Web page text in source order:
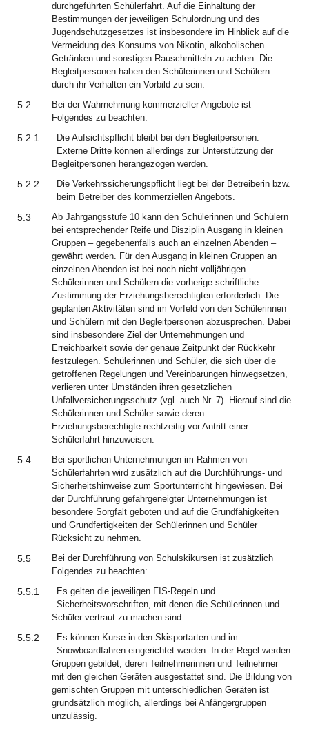
durchgeführten Schülerfahrt. Auf die Einhaltung der
Bestimmungen der jeweiligen Schulordnung und des
Jugendschutzgesetzes ist insbesondere im Hinblick auf die
Vermeidung des Konsums von Nikotin, alkoholischen
Getränken und sonstigen Rauschmitteln zu achten. Die
Begleitpersonen haben den Schülerinnen und Schülern
durch ihr Verhalten ein Vorbild zu sein.
5.2
Bei der Wahrnehmung kommerzieller Angebote ist
Folgendes zu beachten:
5.2.1
Die Aufsichtspflicht bleibt bei den Begleitpersonen.
Externe Dritte können allerdings zur Unterstützung der
Begleitpersonen herangezogen werden.
5.2.2
Die Verkehrssicherungspflicht liegt bei der Betreiberin bzw.
beim Betreiber des kommerziellen Angebots.
5.3
Ab Jahrgangsstufe 10 kann den Schülerinnen und Schülern
bei entsprechender Reife und Disziplin Ausgang in kleinen
Gruppen – gegebenenfalls auch an einzelnen Abenden –
gewährt werden. Für den Ausgang in kleinen Gruppen an
einzelnen Abenden ist bei noch nicht volljährigen
Schülerinnen und Schülern die vorherige schriftliche
Zustimmung der Erziehungsberechtigten erforderlich. Die
geplanten Aktivitäten sind im Vorfeld von den Schülerinnen
und Schülern mit den Begleitpersonen abzusprechen. Dabei
sind insbesondere Ziel der Unternehmungen und
Erreichbarkeit sowie der genaue Zeitpunkt der Rückkehr
festzulegen. Schülerinnen und Schüler, die sich über die
getroffenen Regelungen und Vereinbarungen hinwegsetzen,
verlieren unter Umständen ihren gesetzlichen
Unfallversicherungsschutz (vgl. auch Nr. 7). Hierauf sind die
Schülerinnen und Schüler sowie deren
Erziehungsberechtigte rechtzeitig vor Antritt einer
Schülerfahrt hinzuweisen.
5.4
Bei sportlichen Unternehmungen im Rahmen von
Schülerfahrten wird zusätzlich auf die Durchführungs- und
Sicherheitshinweise zum Sportunterricht hingewiesen. Bei
der Durchführung gefahrgeneigter Unternehmungen ist
besondere Sorgfalt geboten und auf die Grundfähigkeiten
und Grundfertigkeiten der Schülerinnen und Schüler
Rücksicht zu nehmen.
5.5
Bei der Durchführung von Schulskikursen ist zusätzlich
Folgendes zu beachten:
5.5.1
Es gelten die jeweiligen FIS-Regeln und
Sicherheitsvorschriften, mit denen die Schülerinnen und
Schüler vertraut zu machen sind.
5.5.2
Es können Kurse in den Skisportarten und im
Snowboardfahren eingerichtet werden. In der Regel werden
Gruppen gebildet, deren Teilnehmerinnen und Teilnehmer
mit den gleichen Geräten ausgestattet sind. Die Bildung von
gemischten Gruppen mit unterschiedlichen Geräten ist
grundsätzlich möglich, allerdings bei Anfängergruppen
unzulässig.